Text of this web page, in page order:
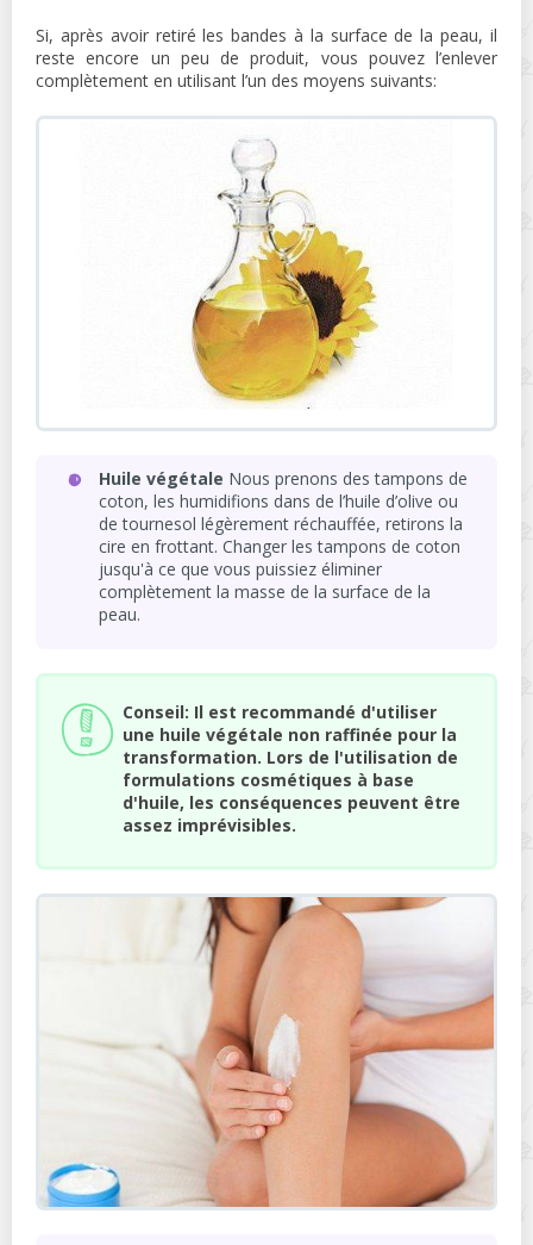
Si, après avoir retiré les bandes à la surface de la peau, il
reste encore un peu de produit, vous pouvez l’enlever
complètement en utilisant l’un des moyens suivants:
Huile végétale Nous prenons des tampons de
coton, les humidifions dans de l’huile d’olive ou
de tournesol légèrement réchauffée, retirons la
cire en frottant. Changer les tampons de coton
jusqu'à ce que vous puissiez éliminer
complètement la masse de la surface de la
peau.
Conseil: Il est recommandé d'utiliser
une huile végétale non raffinée pour la
transformation. Lors de l'utilisation de
formulations cosmétiques à base
d'huile, les conséquences peuvent être
assez imprévisibles.